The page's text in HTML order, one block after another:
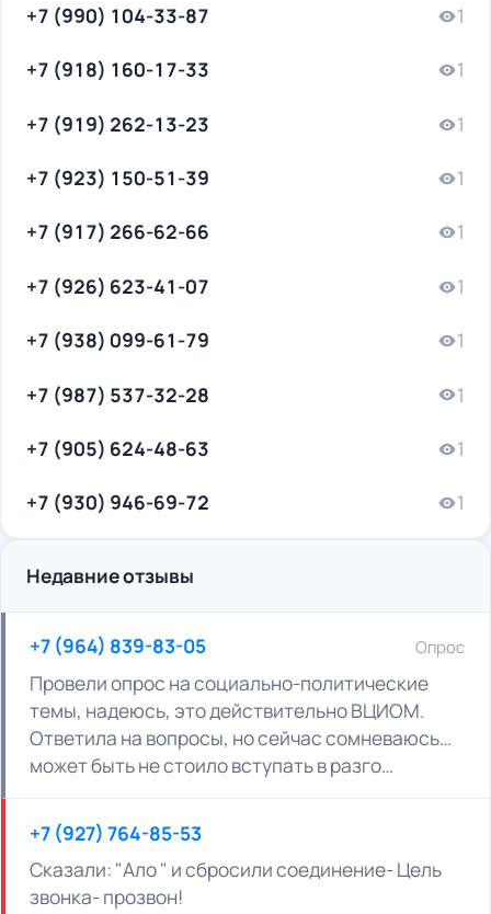
+7 (990) 104-33-87 1
+7 (918) 160-17-33 1
+7 (919) 262-13-23 1
+7 (923) 150-51-39 1
+7 (917) 266-62-66 1
+7 (926) 623-41-07 1
+7 (938) 099-61-79 1
+7 (987) 537-32-28 1
+7 (905) 624-48-63 1
+7 (930) 946-69-72 1
Недавние отзывы
+7 (964) 839-83-05 Опрос
Провели опрос на социально-политические
темы, надеюсь, это действительно ВЦИОМ.
Ответила на вопросы, но сейчас сомневаюсь…
может быть не стоило вступать в разго…
+7 (927) 764-85-53
Сказали: "Ало " и сбросили соединение- Цель
звонка- прозвон!